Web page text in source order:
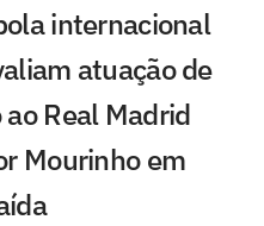
internacional
atuação de
Real Madrid
Mourinho em